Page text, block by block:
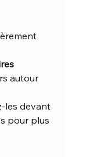
autour
les devant
pour plus